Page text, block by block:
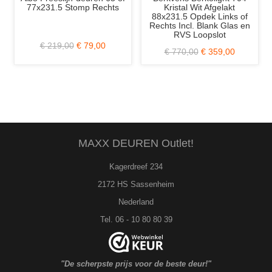
77x231.5 Stomp Rechts
€ 219,00 € 79,00
Kristal Wit Afgelakt
88x231.5 Opdek Links of
Rechts Incl. Blank Glas en
RVS Loopslot
€ 770,00 € 359,00
MAXX DEUREN Outlet!
Kagerdreef 234
2172 HS Sassenheim
Nederland
Tel. 06 - 10 80 80 39
"De scherpste prijs voor de beste deur!"